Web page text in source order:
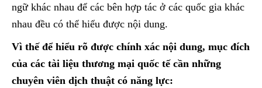
ngữ khác nhau để các bên hợp tác ở các quốc gia khác
nhau đều có thể hiểu được nội dung.
Vì thế để hiểu rõ được chính xác nội dung, mục đích
của các tài liệu thương mại quốc tế cần những
chuyên viên dịch thuật có năng lực: